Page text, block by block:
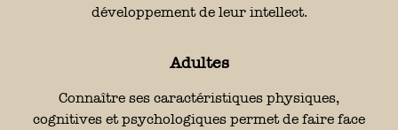
développement de leur intellect.
Adultes
Connaître ses caractéristiques physiques,
cognitives et psychologiques permet de faire face